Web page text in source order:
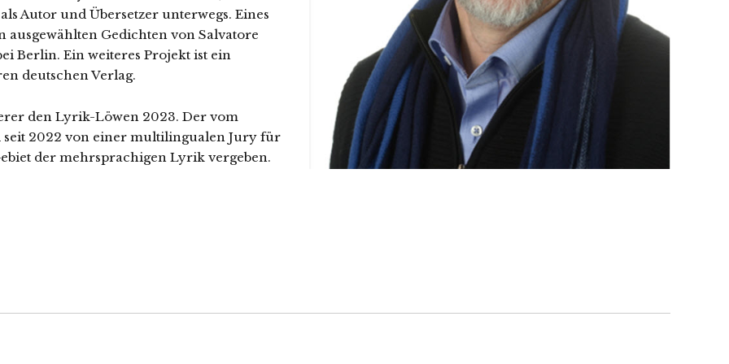
Autor und Übersetzer unterwegs. Eines
ausgewählten Gedichten von Salvatore
Berlin. Ein weiteres Projekt ist ein
deutschen Verlag.
den Lyrik-Löwen 2023. Der vom
2022 von einer multilingualen Jury für
der mehrsprachigen Lyrik vergeben.